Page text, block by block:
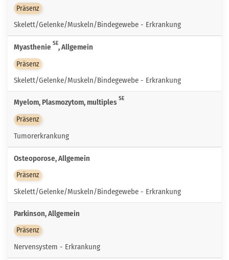
Präsenz
Skelett/Gelenke/Muskeln/Bindegewebe - Erkrankung
Myasthenie SE, Allgemein
Präsenz
Skelett/Gelenke/Muskeln/Bindegewebe - Erkrankung
Myelom, Plasmozytom, multiples SE
Präsenz
Tumorerkrankung
Osteoporose, Allgemein
Präsenz
Skelett/Gelenke/Muskeln/Bindegewebe - Erkrankung
Parkinson, Allgemein
Präsenz
Nervensystem - Erkrankung